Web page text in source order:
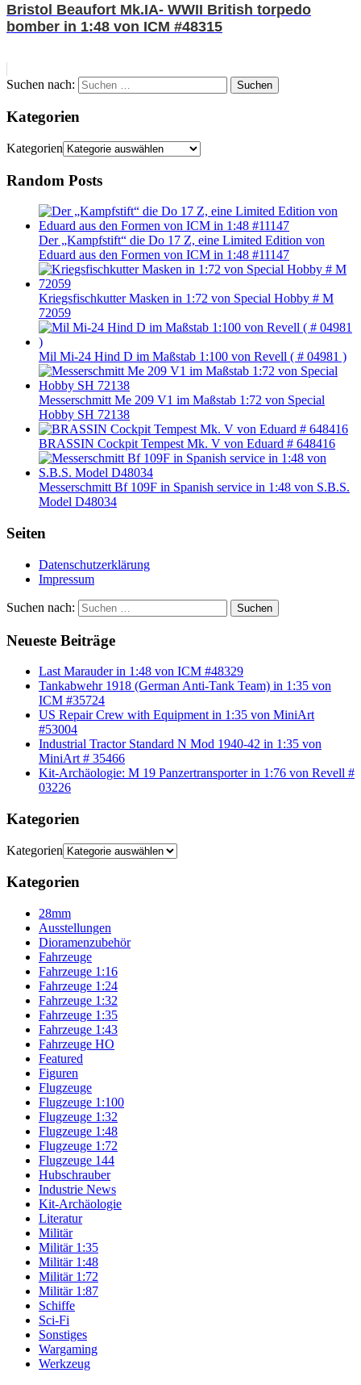
Bristol Beaufort Mk.IA- WWII British torpedo
bomber in 1:48 von ICM #48315
Suchen nach: Suchen
Kategorien
Kategorien
Random Posts
Der „Kampfstift“ die Do 17 Z, eine Limited Edition von
Eduard aus den Formen von ICM in 1:48 #11147
Kriegsfischkutter Masken in 1:72 von Special Hobby # M
72059
Mil Mi-24 Hind D im Maßstab 1:100 von Revell ( # 04981 )
Messerschmitt Me 209 V1 im Maßstab 1:72 von Special
Hobby SH 72138
BRASSIN Cockpit Tempest Mk. V von Eduard # 648416
Messerschmitt Bf 109F in Spanish service in 1:48 von S.B.S.
Model D48034
Seiten
Datenschutzerklärung
Impressum
Suchen nach: Suchen
Neueste Beiträge
Last Marauder in 1:48 von ICM #48329
Tankabwehr 1918 (German Anti-Tank Team) in 1:35 von
ICM #35724
US Repair Crew with Equipment in 1:35 von MiniArt
#53004
Industrial Tractor Standard N Mod 1940-42 in 1:35 von
MiniArt # 35466
Kit-Archäologie: M 19 Panzertransporter in 1:76 von Revell #
03226
Kategorien
Kategorien
Kategorien
28mm
Ausstellungen
Dioramenzubehör
Fahrzeuge
Fahrzeuge 1:16
Fahrzeuge 1:24
Fahrzeuge 1:32
Fahrzeuge 1:35
Fahrzeuge 1:43
Fahrzeuge HO
Featured
Figuren
Flugzeuge
Flugzeuge 1:100
Flugzeuge 1:32
Flugzeuge 1:48
Flugzeuge 1:72
Flugzeuge 144
Hubschrauber
Industrie News
Kit-Archäologie
Literatur
Militär
Militär 1:35
Militär 1:48
Militär 1:72
Militär 1:87
Schiffe
Sci-Fi
Sonstiges
Wargaming
Werkzeug